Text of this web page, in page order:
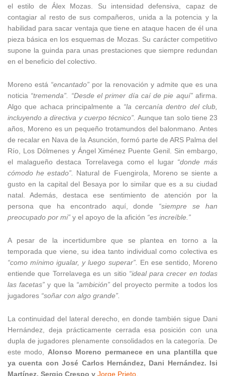
el estilo de Álex Mozas. Su intensidad defensiva, capaz de
contagiar al resto de sus compañeros, unida a la potencia y la
habilidad para sacar ventaja que tiene en ataque hacen de él una
pieza básica en los esquemas de Mozas. Su carácter competitivo
supone la guinda para unas prestaciones que siempre redundan
en el beneficio del colectivo.
Moreno está “encantado” por la renovación y admite que es una
noticia “tremenda”. “Desde el primer día caí de pie aquí”afirma.
Algo que achaca principalmente a “la cercanía dentro del club,
incluyendo a directiva y cuerpo técnico”.Aunque tan solo tiene 23
años, Moreno es un pequeño trotamundos del balonmano. Antes
de recalar en Nava de la Asunción, formó parte de ARS Palma del
Río, Los Dólmenes y Ángel Ximénez Puente Genil. Sin embargo,
el malagueño destaca Torrelavega como el lugar “donde más
cómodo he estado”.
Natural de Fuengirola, Moreno se siente a
gusto en la capital del Besaya por lo similar que es a su ciudad
natal. Además, destaca ese sentimiento de atención por la
persona que ha encontrado aquí, donde “siempre se han
preocupado por mi” y el apoyo de la afición “es increíble.”
A pesar de la incertidumbre que se plantea en torno a la
temporada que viene, su idea tanto individual como colectiva es
“como mínimo igualar, y luego superar”. En ese sentido, Moreno
entiende que Torrelavega es un sitio “ideal para crecer en todas
las facetas” y que la “ambición”del proyecto permite a todos los
jugadores “soñar con algo grande”.
La continuidad del lateral derecho, en donde también sigue Dani
Hernández, deja prácticamente cerrada esa posición con una
dupla de jugadores plenamente consolidados en la categoría. De
este modo, Alonso Moreno permanece en una plantilla que
ya cuenta con José Carlos Hernández, Dani Hernández. Isi
Martínez, Sergio Crespo y Jorge Prieto.